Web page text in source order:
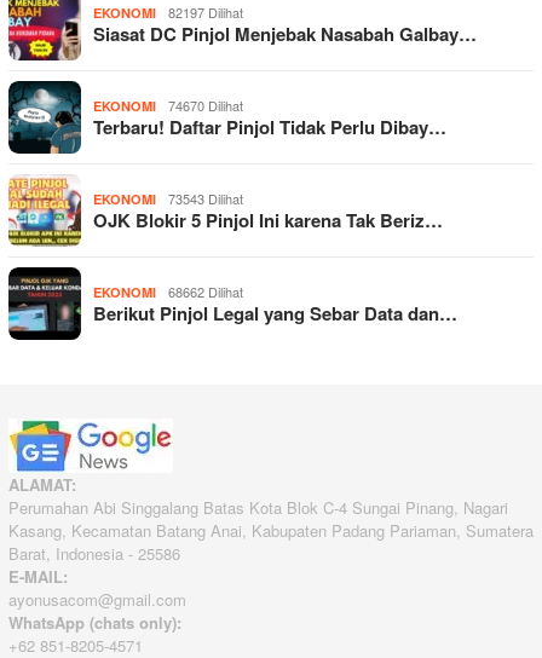
EKONOMI 82197 Dilihat
Siasat DC Pinjol Menjebak Nasabah Galbay…
EKONOMI 74670 Dilihat
Terbaru! Daftar Pinjol Tidak Perlu Dibay…
EKONOMI 73543 Dilihat
OJK Blokir 5 Pinjol Ini karena Tak Beriz…
EKONOMI 68662 Dilihat
Berikut Pinjol Legal yang Sebar Data dan…
ALAMAT:
Perumahan Abi Singgalang Batas Kota Blok C-4 Sungai Pinang, Nagari
Kasang, Kecamatan Batang Anai, Kabupaten Padang Pariaman, Sumatera
Barat, Indonesia - 25586
E-MAIL:
ayonusacom@gmail.com
WhatsApp (chats only):
+62 851-8205-4571